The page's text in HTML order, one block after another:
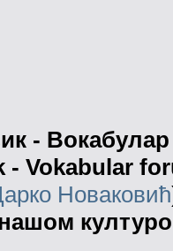
-
- Vokabular
Новаковић